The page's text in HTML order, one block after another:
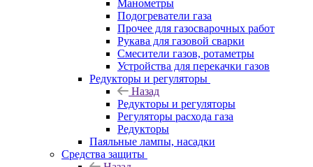
Манометры
Подогреватели газа
Прочее для газосварочных работ
Рукава для газовой сварки
Смесители газов, ротаметры
Устройства для перекачки газов
Редукторы и регуляторы
Назад
Редукторы и регуляторы
Регуляторы расхода газа
Редукторы
Паяльные лампы, насадки
Средства защиты